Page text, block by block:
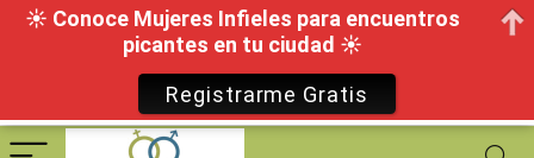
☀ Conoce Mujeres Infieles para encuentros
picantes en tu ciudad ☀
Registrarme Gratis